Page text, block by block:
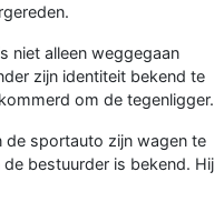
niet alleen weggegaan
zijn identiteit bekend te
om de tegenligger.
de sportauto zijn wagen te
bestuurder is bekend. Hij